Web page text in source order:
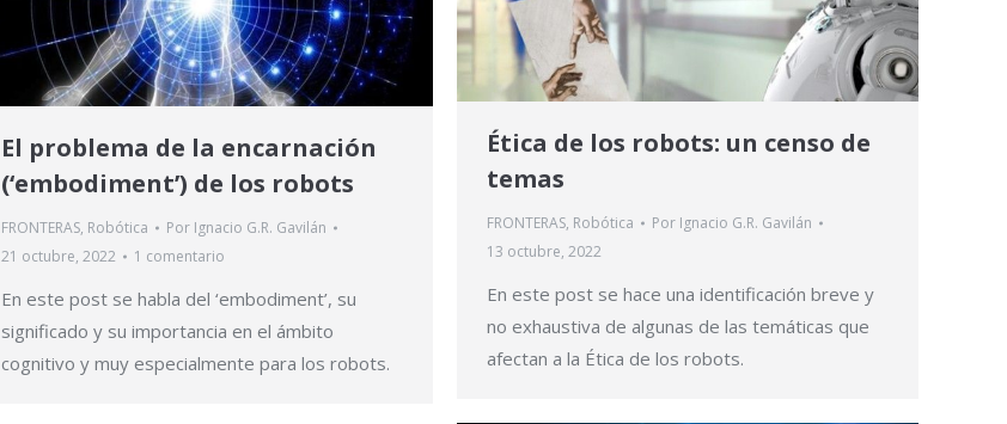
El problema de la encarnación
(‘embodiment’) de los robots
FRONTERAS, Robótica Por Ignacio G.R. Gavilán
21 octubre, 2022
1 comentario
En este post se habla del ‘embodiment’, su
significado y su importancia en el ámbito
cognitivo y muy especialmente para los robots.
Ética de los robots: un censo de
temas
FRONTERAS, Robótica Por Ignacio G.R. Gavilán
13 octubre, 2022
En este post se hace una identificación breve y
no exhaustiva de algunas de las temáticas que
afectan a la Ética de los robots.